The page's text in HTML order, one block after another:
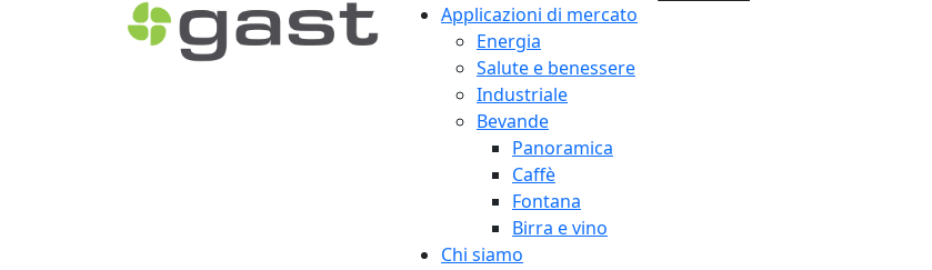
Applicazioni di mercato
Energia
Salute e benessere
Industriale
Bevande
Panoramica
Caffè
Fontana
Birra e vino
Chi siamo